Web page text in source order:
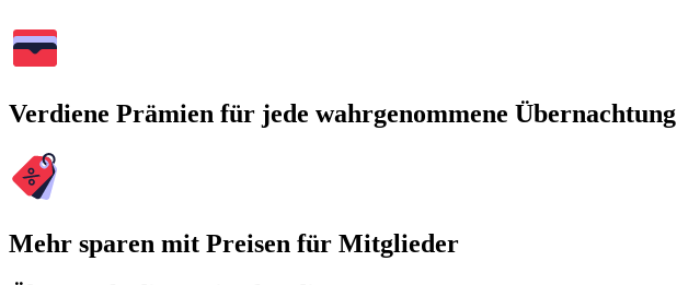
Verdiene Prämien für jede wahrgenommene Übernachtung
Mehr sparen mit Preisen für Mitglieder